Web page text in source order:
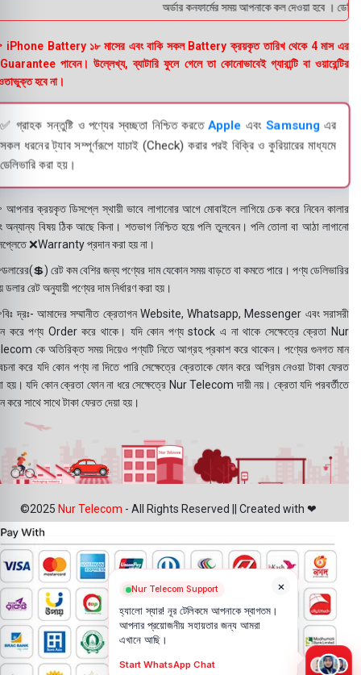
অর্ডার কনফার্মের সময় আপনাকে কল দেওয়া হবে ।
Battery ১৮ মাসের এবং বাকি সকল Battery ক্রয়কৃত তারিখ থেকে 4 মাস এর
পাবেন। উল্লেখ্য, ব্যাটারি ফুলে গেলে তা কোনোভাবেই গ্যারান্টি বা ওয়ারেন্টির
হবে না।
✅ গ্রাহক সন্তুষ্টি ও পণ্যের স্বচ্ছতা নিশ্চিত করতে Appleএবং Samsungএর
সকল ধরনের ট্যাব সম্পূর্ণরূপে যাচাই (Check) করার পরই বিক্রি ও কুরিয়ারের মাধ্যমে
ডেলিভারি করা হয়।
ক্রয়কৃত ডিসপ্লে স্থায়ী ভাবে লাগানোর আগে মোবাইলে লাগিয়ে চেক করে নিবেন কালার
অন্যান্য বিষয় ঠিক আছে কিনা। শতভাগ নিশ্চিত হয়ে পলি তুলবেন। পলি তোলা বা আঠা লাগানো
❌Warranty প্রদান করা হয় না।
রেট কম বেশির জন্য পণ্যের দাম যেকোন সময় বাড়তে বা কমতে পারে। পণ্য ডেলিভারির
ডলার রেট অনুযায়ী পণ্যের দাম নির্ধারণ করা হয়।
দ্রঃ- আমাদের সম্মানীত ক্রেতাগন Website, Whatsapp, Messenger এবং সরাসরী
করে পণ্য Order করে থাকে। যদি কোন পণ্য stock এ না থাকে সেক্ষেত্রে ক্রেতা Nur
কে অতিরিক্ত সময় দিয়েও পণ্যটি নিতে আগ্রহ প্রকাশ করে থাকেন। পণ্যের গুনগত মান
করে যদি কোন পণ্য না দিতে পারি সেক্ষেত্রে ক্রেতাকে ফোন করে অগ্রিম নেওয়া টাকা ফেরত
হয়। যদি কোন ক্রেতা ফোন না ধরে সেক্ষেত্রে Nur Telecom দায়ী নয়। ক্রেতা যদি পরবর্তীতে
করে সাথে সাথে টাকা ফেরত দেয়া হয়।
©2025 Nur Telecom - All Rights Reserved || Created with ❤
×
Nur Telecom Support
হ্যালো স্যার! নূর টেলিকমে আপনাকে স্বাগতম।
আপনার প্রয়োজনীয় সহায়তার জন্য আমরা
এখানে আছি।
Start WhatsApp Chat